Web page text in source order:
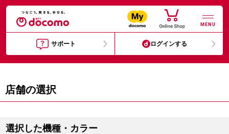
MENU
サポート ログインする
店舗の選択
選択した機種・カラー